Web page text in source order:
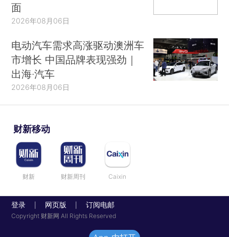
面
2026年08月06日
电动汽车需求高涨驱动澳洲车
市增长 中国品牌表现强劲｜
出海·汽车
2026年08月06日
财新移动
财新 财新周刊 Caixin
登录 网页版 订阅电邮
Copyright 财新网 All Rights Reserved